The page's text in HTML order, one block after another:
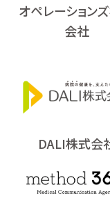
オペレーション
会社
DALI株式会